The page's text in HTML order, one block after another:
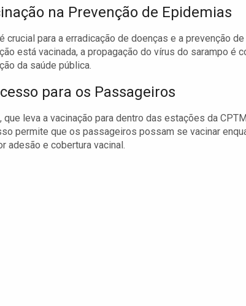
na Prevenção de Epidemias
crucial para a erradicação de doenças e a prevenção
está vacinada, a propagação do vírus do sarampo é
da saúde pública.
para os Passageiros
que leva a vacinação para dentro das estações da
permite que os passageiros possam se vacinar
adesão e cobertura vacinal.